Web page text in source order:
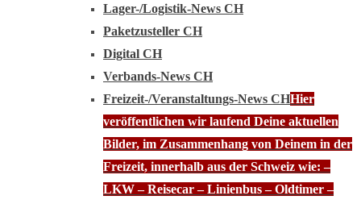
Lager-/Logistik-News CH
Paketzusteller CH
Digital CH
Verbands-News CH
Freizeit-/Veranstaltungs-News CHHier
veröffentlichen wir laufend Deine aktuellen
Bilder, im Zusammenhang von Deinem in der
Freizeit, innerhalb aus der Schweiz wie: –
LKW – Reisecar – Linienbus – Oldtimer –